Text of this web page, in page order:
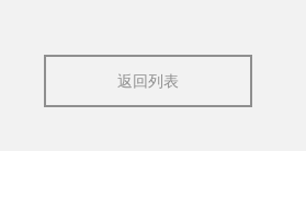
返回列表